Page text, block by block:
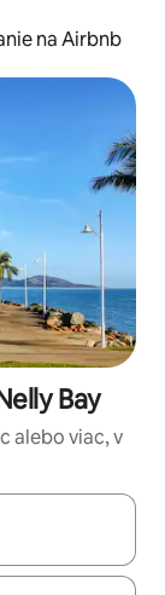
na Airbnb
Bay
alebo viac, v
prechádzať